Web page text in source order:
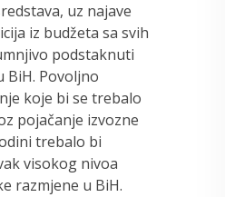
uz najave
iz budžeta sa svih
podstaknuti
BiH. Povoljno
koje bi se trebalo
pojačanje izvozne
trebalo bi
visokog nivoa
razmjene u BiH.